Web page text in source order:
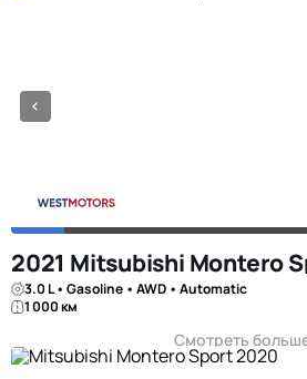
2021 Mitsubishi Montero
3.0 L • Gasoline • AWD • Automatic
1 000 км
Смотреть